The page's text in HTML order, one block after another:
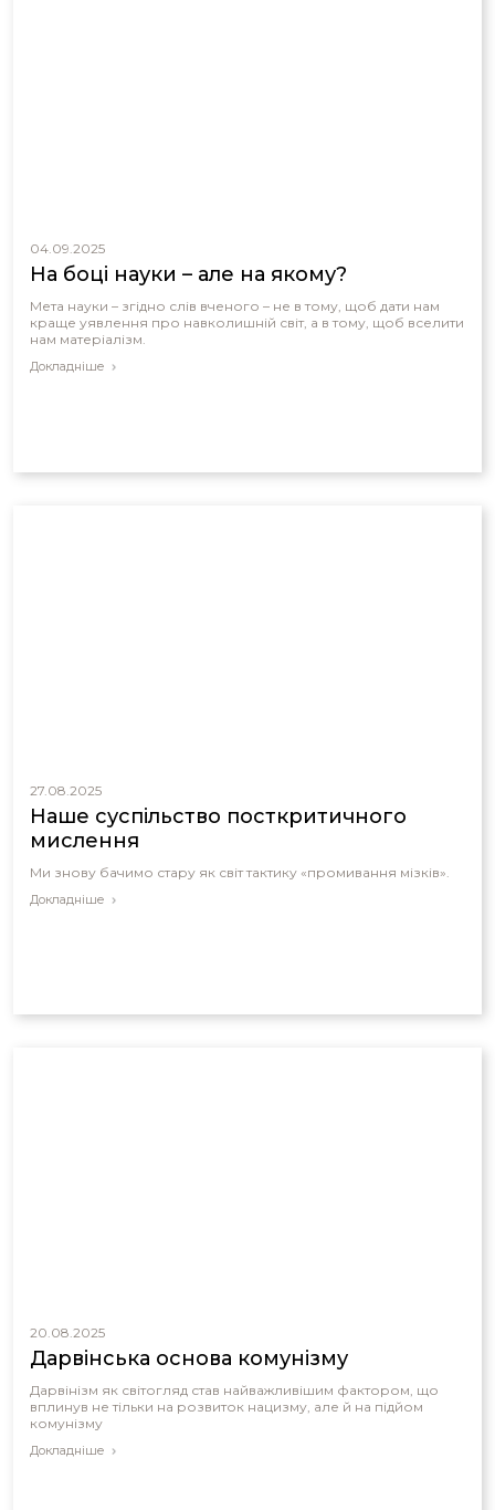
04.09.2025
На боці науки – але на якому?
Мета науки – згідно слів вченого – не в тому, щоб дати нам
краще уявлення про навколишній світ, а в тому, щоб вселити
нам матеріалізм.
Докладніше
27.08.2025
Наше суспільство посткритичного
мислення
Ми знову бачимо стару як світ тактику «промивання мізків».
Докладніше
20.08.2025
Дарвінська основа комунізму
Дарвінізм як світогляд став найважливішим фактором, що
вплинув не тільки на розвиток нацизму, але й на підйом
комунізму
Докладніше